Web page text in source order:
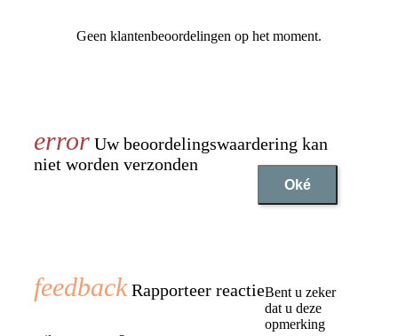
Geen klantenbeoordelingen op het moment.
Uw beoordelingswaardering kan
niet worden verzonden
Oké
Rapporteer reactieBent u zeker
dat u deze
opmerking